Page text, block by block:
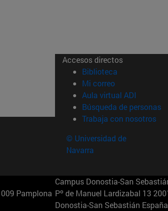
Accesos directos
Biblioteca (abre en
Mi correo(abre en nueva
Aula virtual ADI (abre
Búsqueda de personas
Trabaja con nosotros
© Universidad de
Navarra
Pamplona
Campus Donostia-San
Pº de Manuel Lardizabal 13
Donostia-San Sebastián España